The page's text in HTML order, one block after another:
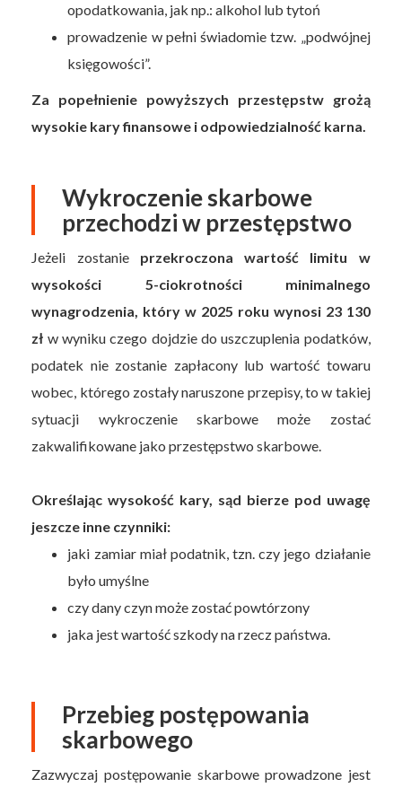
opodatkowania, jak np.: alkohol lub tytoń
prowadzenie w pełni świadomie tzw. „podwójnej
księgowości”.
Za popełnienie powyższych przestępstw grożą
wysokie kary finansowe i odpowiedzialność karna.
Wykroczenie skarbowe
przechodzi w przestępstwo
Jeżeli zostanie przekroczona wartość limitu w
wysokości 5-ciokrotności minimalnego
wynagrodzenia, który w 2025 roku wynosi 23 130
zł w wyniku czego dojdzie do uszczuplenia podatków,
podatek nie zostanie zapłacony lub wartość towaru
wobec, którego zostały naruszone przepisy, to w takiej
sytuacji wykroczenie skarbowe może zostać
zakwalifikowane jako przestępstwo skarbowe.
Określając wysokość kary, sąd bierze pod uwagę
jeszcze inne czynniki:
jaki zamiar miał podatnik, tzn. czy jego działanie
było umyślne
czy dany czyn może zostać powtórzony
jaka jest wartość szkody na rzecz państwa.
Przebieg postępowania
skarbowego
Zazwyczaj postępowanie skarbowe prowadzone jest